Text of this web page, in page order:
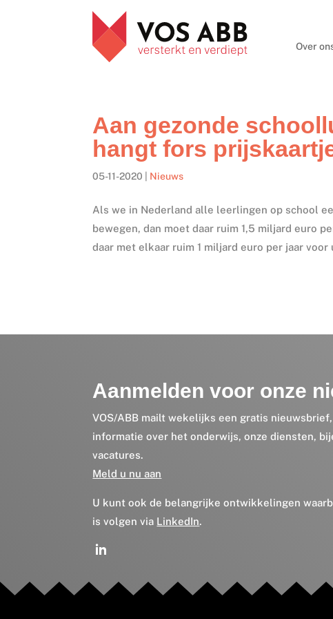
Over
Aan gezonde
hangt fors
05-11-2020 Nieuws
Als we in Nederland alle leerlingen op school
bewegen, dan moet daar ruim 1,5 miljard euro
daar met elkaar ruim 1 miljard euro per jaar voor
Aanmelden voor onze
VOS/ABB mailt wekelijks een gratis
informatie over het onderwijs, onze diensten,
vacatures.
Meld u nu aan
U kunt ook de belangrijke ontwikkelingen
is volgen via LinkedIn.